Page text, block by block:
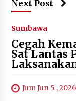
Next Post
Sumbawa
Cegah
Sat Lantas
Jum Jun 5 , 2026